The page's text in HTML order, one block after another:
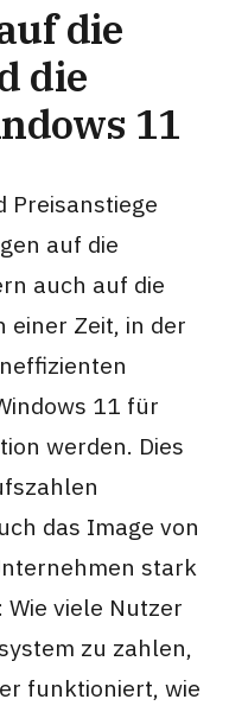
die
die
11
Preisanstiege
auf die
auch auf die
einer Zeit, in der
11 für
werden. Dies
das Image von
stark
viele Nutzer
zu zahlen,
funktioniert, wie